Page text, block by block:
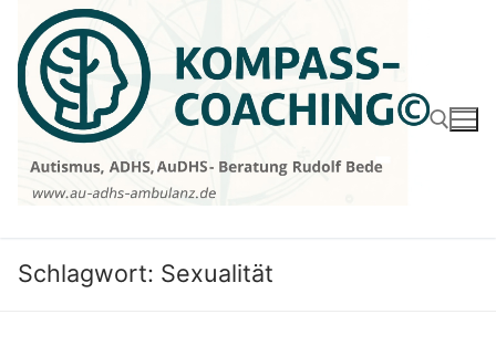
Inhalt
springen
Schlagwort: Sexualität